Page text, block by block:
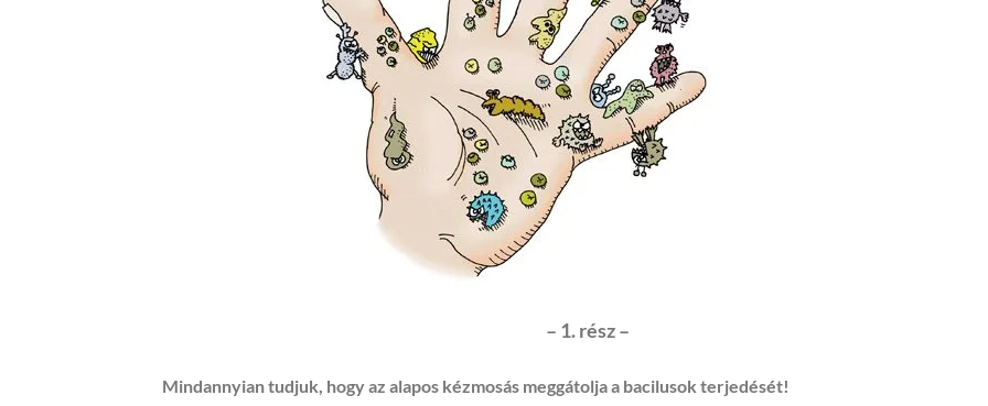
– 1. rész –
Mindannyian tudjuk, hogy az alapos kézmosás meggátolja a bacilusok terjedését!